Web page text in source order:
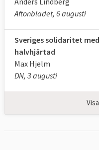
Aftonbladet, 6 augusti
Sveriges solidaritet
halvhjärtad
Max Hjelm
DN, 3 augusti